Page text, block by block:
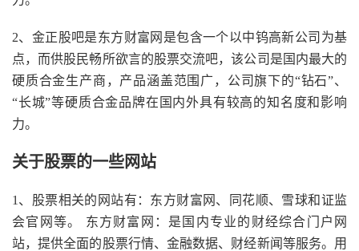
2、金正股吧是东方财富网是包含一个以中钨高新公司为基
点，而供股民畅所欲言的股票交流吧，该公司是国内最大的
硬质合金生产商，产品涵盖范围广，公司旗下的“钻石”、
“长城”等硬质合金品牌在国内外具有较高的知名度和影响
力。
关于股票的一些网站
1、股票相关的网站有：东方财富网、同花顺、雪球和证监
会官网等。 东方财富网：是国内专业的财经综合门户网
站，提供全面的股票行情、金融数据、财经新闻等服务。用